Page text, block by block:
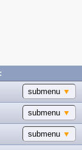
submenu ▼
submenu ▼
submenu ▼